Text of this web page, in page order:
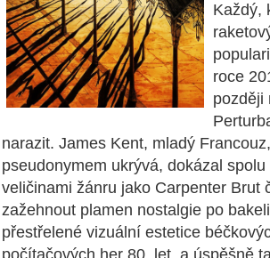
Každý,
roce
později
narazit. James Kent, mladý
pseudonymem ukrývá, dokázal
veličinami žánru jako Carpenter Brut
zažehnout plamen nostalgie po
přestřelené vizuální estetice